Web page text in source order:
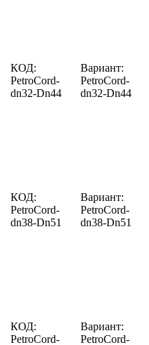
КОД:
PetroCord-
dn32-Dn44
Вариант:
PetroCord-
dn32-Dn44
КОД:
PetroCord-
dn38-Dn51
Вариант:
PetroCord-
dn38-Dn51
КОД:
PetroCord-
Вариант:
PetroCord-